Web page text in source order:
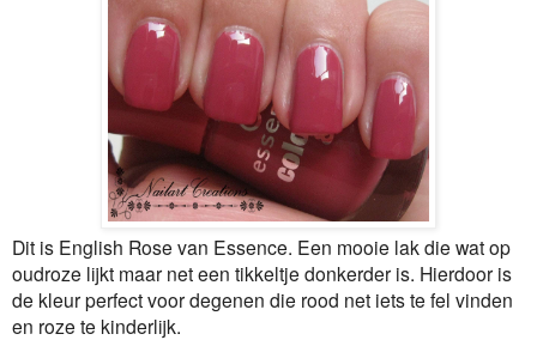
Dit is English Rose van Essence. Een mooie lak die wat op
oudroze lijkt maar net een tikkeltje donkerder is. Hierdoor is
de kleur perfect voor degenen die rood net iets te fel vinden
en roze te kinderlijk.